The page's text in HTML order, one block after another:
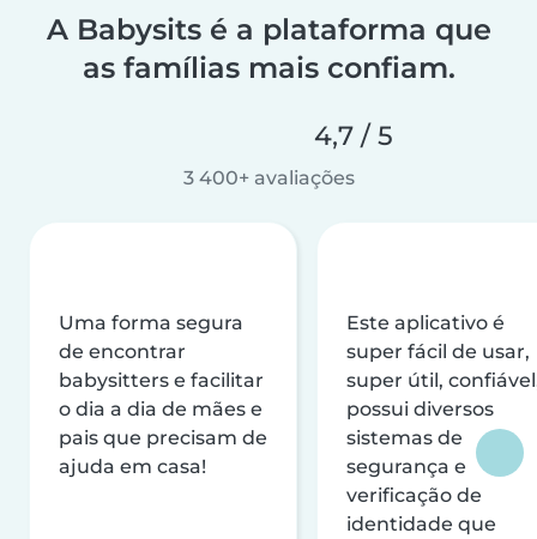
A Babysits é a plataforma que
as famílias mais confiam.
4,7 / 5
3 400+ avaliações
Uma forma segura
de encontrar
babysitters e facilitar
o dia a dia de mães e
pais que precisam de
ajuda em casa!
Este aplicativo é
super fácil de usar,
super útil,
possui diversos
sistemas de
segurança e
verificação de
identidade que